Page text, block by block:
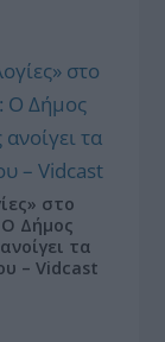
στο
Δήμος
τα
– Vidcast